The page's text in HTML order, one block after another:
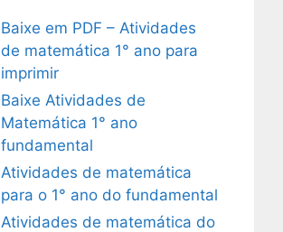
Baixe em PDF – Atividades
de matemática 1° ano para
imprimir
Baixe Atividades de
Matemática 1° ano
fundamental
Atividades de matemática
para o 1° ano do fundamental
Atividades de matemática do